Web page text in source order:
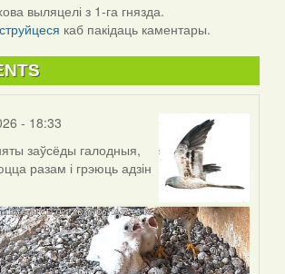
выляцелі з 1-га гнязда.
каб пакідаць каментары.
- 18:33
заўсёды галодныя,
разам і грэюць адзін